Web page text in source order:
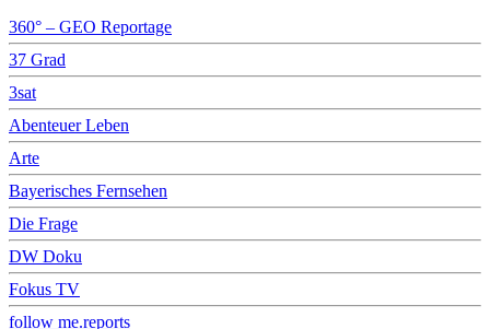
360° – GEO Reportage
37 Grad
3sat
Abenteuer Leben
Arte
Bayerisches Fernsehen
Die Frage
DW Doku
Fokus TV
follow me.reports